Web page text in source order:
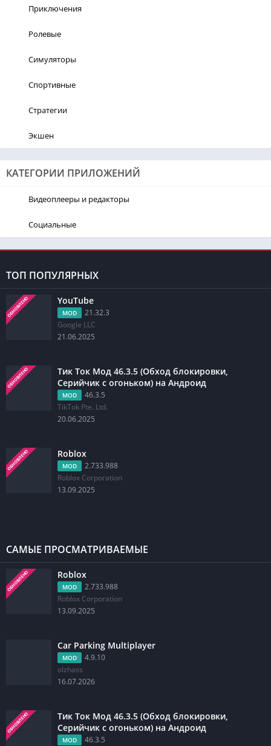
Приключения
Ролевые
Симуляторы
Спортивные
Стратегии
Экшен
КАТЕГОРИИ ПРИЛОЖЕНИЙ
Видеоплееры и редакторы
Социальные
ТОП ПОПУЛЯРНЫХ
ОБНОВЛЕНО YouTube
MOD
21.32.3
Google LLC
21.06.2025
ОБНОВЛЕНО
Тик Ток Мод 46.3.5 (Обход блокировки,
Серийчик с огоньком) на Андроид
MOD
46.3.5
TikTok Pte. Ltd.
20.06.2025
ОБНОВЛЕНО Roblox
MOD
2.733.988
Roblox Corporation
13.09.2025
САМЫЕ ПРОСМАТРИВАЕМЫЕ
ОБНОВЛЕНО Roblox
MOD
2.733.988
Roblox Corporation
13.09.2025
Car Parking Multiplayer
MOD
4.9.10
olzhass
16.07.2026
ОБНОВЛЕНО
Тик Ток Мод 46.3.5 (Обход блокировки,
Серийчик с огоньком) на Андроид
MOD
46.3.5